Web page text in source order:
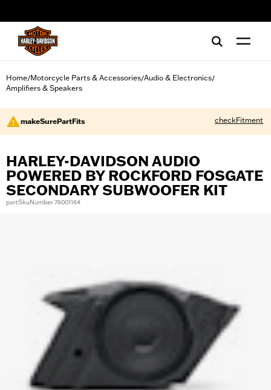
Home/Motorcycle Parts & Accessories/Audio & Electronics/
Amplifiers & Speakers
makeSurePartFits checkFitment
HARLEY-DAVIDSON AUDIO
POWERED BY ROCKFORD FOSGATE
SECONDARY SUBWOOFER KIT
partSkuNumber 76001164